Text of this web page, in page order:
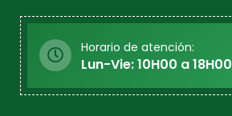
Horario de atención:
Lun-Vie: 10H00 a 18H00